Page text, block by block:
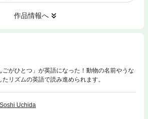
作品情報へ
ごがひとつ」が英語になった！動物の名前やうな
リズムの英語で読み進められます。
Soshi Uchida